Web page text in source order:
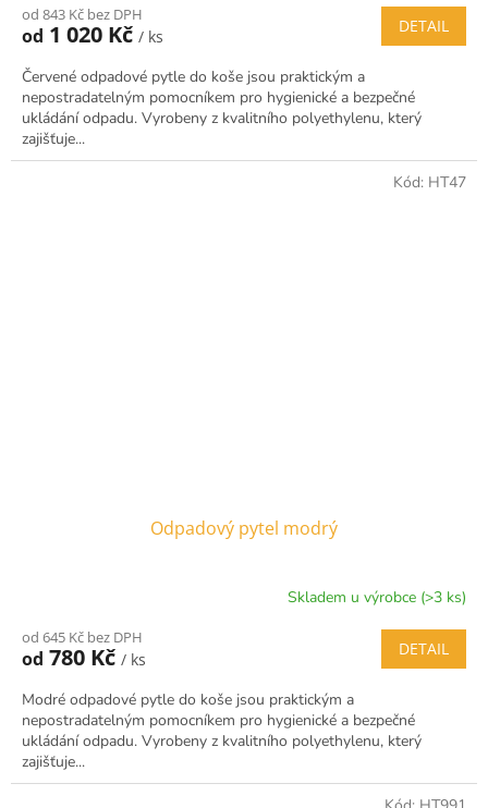
od 843 Kč bez DPH
od 1 020 Kč / ks
DETAIL
Červené odpadové pytle do koše jsou praktickým a
nepostradatelným pomocníkem pro hygienické a bezpečné
ukládání odpadu. Vyrobeny z kvalitního polyethylenu, který
zajišťuje...
Odpadový pytel modrý
Skladem u výrobce (>3 ks)
od 645 Kč bez DPH
od 780 Kč / ks
DETAIL
Modré odpadové pytle do koše jsou praktickým a
nepostradatelným pomocníkem pro hygienické a bezpečné
ukládání odpadu. Vyrobeny z kvalitního polyethylenu, který
zajišťuje...
Kód: HT47